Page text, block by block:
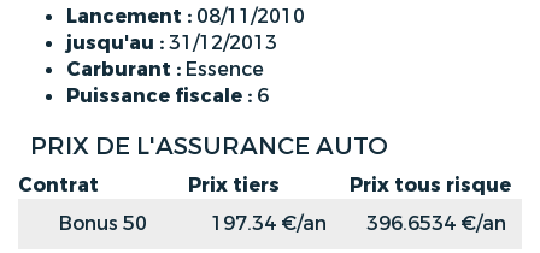
Lancement : 08/11/2010
jusqu'au :31/12/2013
Carburant : Essence
Puissance fiscale : 6
PRIX DE L'ASSURANCE AUTO
Contrat Prix tiers
Prix tous risque
Bonus 50
197.34 €/an
396.6534 €/an